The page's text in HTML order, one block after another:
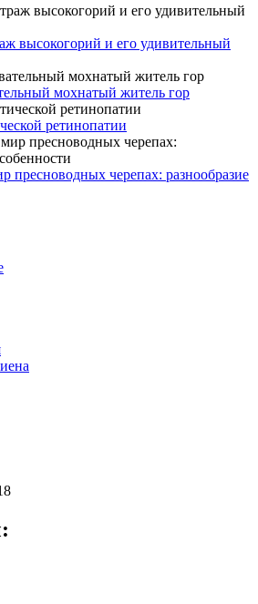
высокогорий и его удивительный
мохнатый житель гор
ретинопатии
пресноводных черепах: разнообразие